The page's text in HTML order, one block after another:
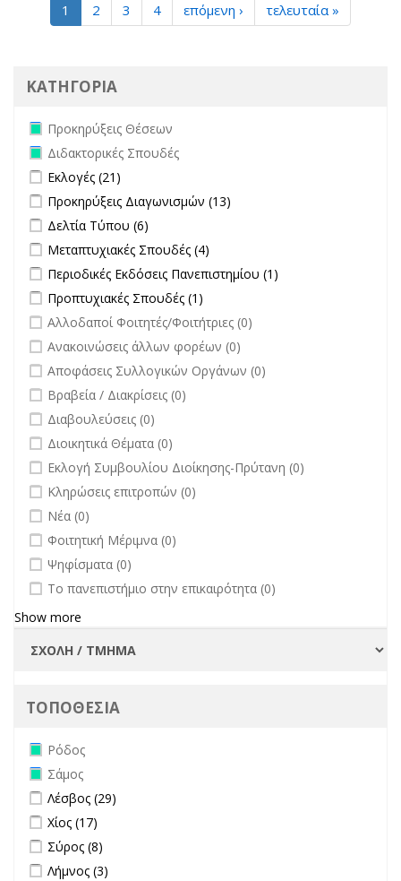
1 2 3 4 επόμενη › τελευταία »
ΚΑΤΗΓΟΡΙΑ
Remove Προκηρύξεις Θέσεων filter
Προκηρύξεις Θέσεων
Remove Διδακτορικές Σπουδές filter
Διδακτορικές Σπουδές
Apply Εκλογές filter
Εκλογές (21)
Apply Προκηρύξεις Διαγωνισμών filter
Προκηρύξεις Διαγωνισμών (13)
Apply Δελτία Τύπου filter
Δελτία Τύπου (6)
Apply Μεταπτυχιακές Σπουδές filter
Μεταπτυχιακές Σπουδές (4)
Apply Περιοδικές Εκδόσεις Πανεπιστημίου filter
Περιοδικές Εκδόσεις Πανεπιστημίου (1)
Apply Προπτυχιακές Σπουδές filter
Προπτυχιακές Σπουδές (1)
undefined
Αλλοδαποί Φοιτητές/Φοιτήτριες (0)
undefined
Ανακοινώσεις άλλων φορέων (0)
undefined
Αποφάσεις Συλλογικών Οργάνων (0)
undefined
Βραβεία / Διακρίσεις (0)
undefined
Διαβουλεύσεις (0)
undefined
Διοικητικά Θέματα (0)
undefined
Εκλογή Συμβουλίου Διοίκησης-Πρύτανη (0)
undefined
Κληρώσεις επιτροπών (0)
undefined
Νέα (0)
undefined
Φοιτητική Μέριμνα (0)
undefined
Ψηφίσματα (0)
undefined
Το πανεπιστήμιο στην επικαιρότητα (0)
Show more
ΤΟΠΟΘΕΣΙΑ
Remove Ρόδος filter
Ρόδος
Remove Σάμος filter
Σάμος
Apply Λέσβος filter
Λέσβος (29)
Apply Χίος filter
Χίος (17)
Apply Σύρος filter
Σύρος (8)
Apply Λήμνος filter
Λήμνος (3)